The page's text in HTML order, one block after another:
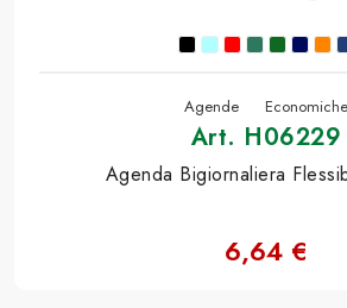
Agende Economiche
Art. H06229
Agenda Bigiornaliera
6,64 €